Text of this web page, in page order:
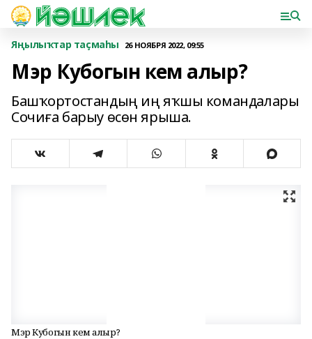
Яңылыҡтар таҫмаһы 26 НОЯБРЯ 2022, 09:55
Мэр Кубогын кем алыр?
Башҡортостандың иң яҡшы командалары
Сочиға барыу өсөн ярыша.
Мэр Кубогын кем алыр?